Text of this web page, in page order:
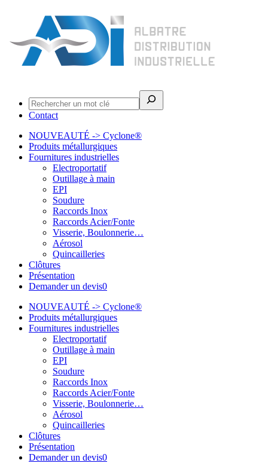
Contact
NOUVEAUTÉ -> Cyclone®
Produits métallurgiques
Fournitures industrielles
Electroportatif
Outillage à main
EPI
Soudure
Raccords Inox
Raccords Acier/Fonte
Visserie, Boulonnerie…
Aérosol
Quincailleries
Clôtures
Présentation
Demander un devis0
NOUVEAUTÉ -> Cyclone®
Produits métallurgiques
Fournitures industrielles
Electroportatif
Outillage à main
EPI
Soudure
Raccords Inox
Raccords Acier/Fonte
Visserie, Boulonnerie…
Aérosol
Quincailleries
Clôtures
Présentation
Demander un devis0